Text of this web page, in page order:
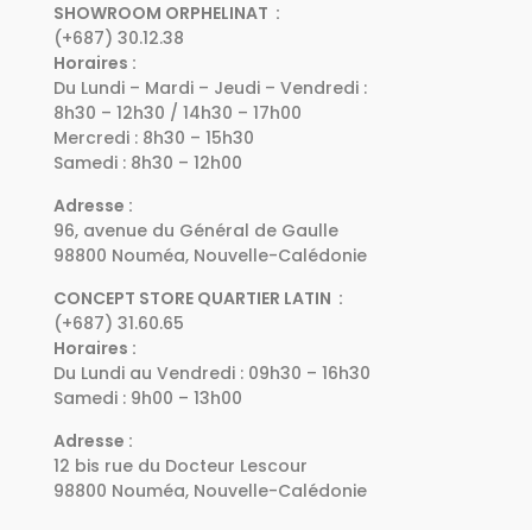
SHOWROOM ORPHELINAT :
(+687) 30.12.38
Horaires :
Du Lundi – Mardi – Jeudi – Vendredi :
8h30 – 12h30 / 14h30 – 17h00
Mercredi : 8h30 – 15h30
Samedi : 8h30 – 12h00
Adresse :
96, avenue du Général de Gaulle
98800 Nouméa, Nouvelle-Calédonie
CONCEPT STORE QUARTIER LATIN :
(+687) 31.60.65
Horaires :
Du Lundi au Vendredi : 09h30 – 16h30
Samedi : 9h00 – 13h00
Adresse :
12 bis rue du Docteur Lescour
98800 Nouméa, Nouvelle-Calédonie